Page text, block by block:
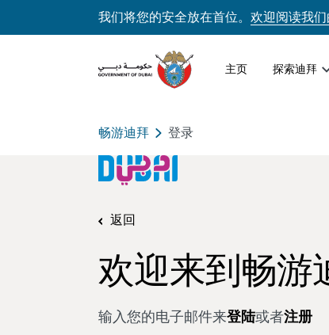
我们将您的安全放在首位。 欢迎阅读我
主页 探索迪拜
畅游迪拜 登录
返回
欢迎来到畅游
输入您的电子邮件来登陆或者注册